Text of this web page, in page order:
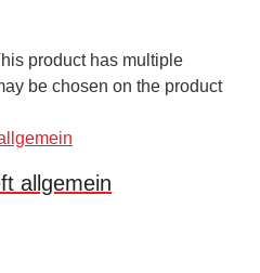
product has multiple
be chosen on the product
allgemein